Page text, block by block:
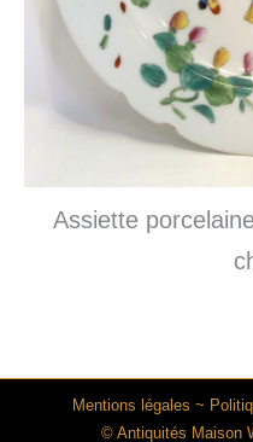
Assiette
Mentions légales ~
© Antiquités Maison